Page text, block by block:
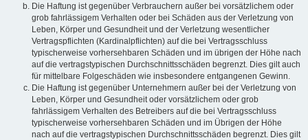
Die Haftung ist gegenüber Verbrauchern außer bei vorsätzlichem oder
grob fahrlässigem Verhalten oder bei Schäden aus der Verletzung von
Leben, Körper und Gesundheit und der Verletzung wesentlicher
Vertragspflichten (Kardinalpflichten) auf die bei Vertragsschluss
typischerweise vorhersehbaren Schäden und im übrigen der Höhe nach
auf die vertragstypischen Durchschnittsschäden begrenzt. Dies gilt auch
für mittelbare Folgeschäden wie insbesondere entgangenen Gewinn.
Die Haftung ist gegenüber Unternehmern außer bei der Verletzung von
Leben, Körper und Gesundheit oder vorsätzlichem oder grob
fahrlässigem Verhalten des Betreibers auf die bei Vertragsschluss
typischerweise vorhersehbaren Schäden und im Übrigen der Höhe
nach auf die vertragstypischen Durchschnittsschäden begrenzt. Dies gilt